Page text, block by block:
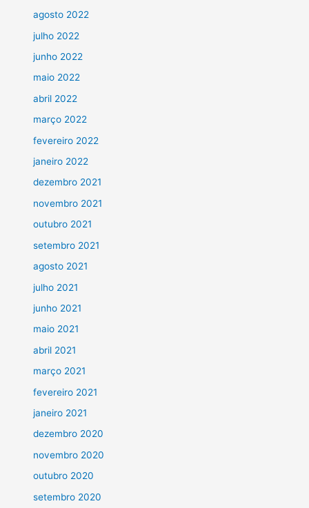
agosto 2022
julho 2022
junho 2022
maio 2022
abril 2022
março 2022
fevereiro 2022
janeiro 2022
dezembro 2021
novembro 2021
outubro 2021
setembro 2021
agosto 2021
julho 2021
junho 2021
maio 2021
abril 2021
março 2021
fevereiro 2021
janeiro 2021
dezembro 2020
novembro 2020
outubro 2020
setembro 2020